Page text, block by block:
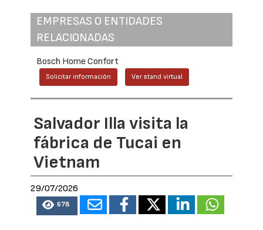
EMPRESAS O ENTIDADES
RELACIONADAS
Bosch Home Confort
Solicitar información Ver stand virtual
Salvador Illa visita la
fábrica de Tucai en
Vietnam
29/07/2026
678